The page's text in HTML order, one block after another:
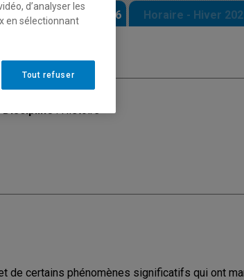
- Automne 2026 Horaire - Hiver
Discipline: Histoire
de certains phénomènes significatifs qui ont
d’analyser les
en sélectionnant
Tout refuser